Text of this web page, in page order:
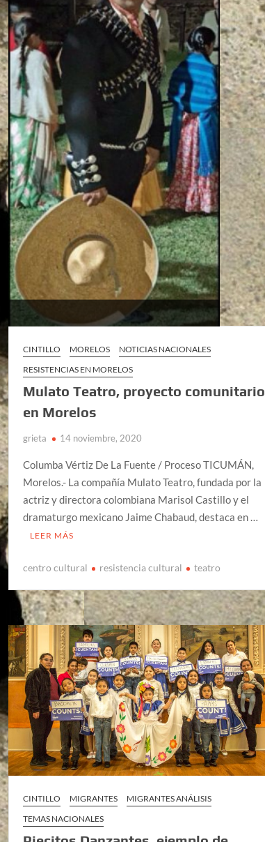
CINTILLO MORELOS
NOTICIAS NACIONALES
RESISTENCIAS EN MORELOS
Mulato Teatro, proyecto comunitario
en Morelos
grieta 14 noviembre, 2020
Columba Vértiz De La Fuente / Proceso TICUMÁN,
Morelos.- La compañía Mulato Teatro, fundada por la
actriz y directora colombiana Marisol Castillo y el
dramaturgo mexicano Jaime Chabaud, destaca en …
LEER MÁS
centro cultural resistencia cultural teatro
CINTILLO MIGRANTES
MIGRANTES ANÁLISIS
TEMAS NACIONALES